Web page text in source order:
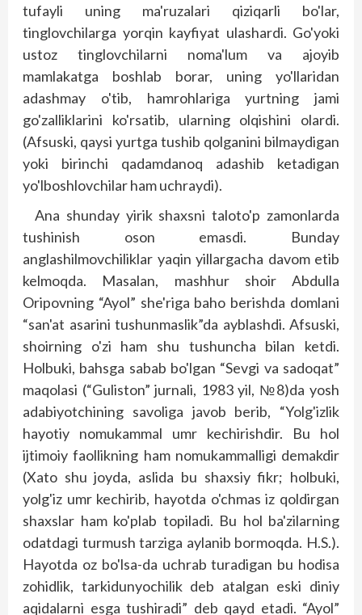
tufayli uning ma'ruzalari qiziqarli bo'lar,
tinglovchilarga yorqin kayfiyat ulashardi. Go'yoki
ustoz tinglovchilarni noma'lum va ajoyib
mamlakatga boshlab borar, uning yo'llaridan
adashmay o'tib, hamrohlariga yurtning jami
go'zalliklarini ko'rsatib, ularning olqishini olardi.
(Afsuski, qaysi yurtga tushib qolganini bilmaydigan
yoki birinchi qadamdanoq adashib ketadigan
yo'lboshlovchilar ham uchraydi).
Ana shunday yirik shaxsni taloto'p zamonlarda
tushinish oson emasdi. Bunday
anglashilmovchiliklar yaqin yillargacha davom etib
kelmoqda. Masalan, mashhur shoir Abdulla
Oripovning “Ayol” she'riga baho berishda domlani
“san'at asarini tushunmaslik”da ayblashdi. Afsuski,
shoirning o'zi ham shu tushuncha bilan ketdi.
Holbuki, bahsga sabab bo'lgan “Sevgi va sadoqat”
maqolasi (“Guliston” jurnali, 1983 yil, №8)da yosh
adabiyotchining savoliga javob berib, “Yolg'izlik
hayotiy nomukammal umr kechirishdir. Bu hol
ijtimoiy faollikning ham nomukammalligi demakdir
(Xato shu joyda, aslida bu shaxsiy fikr; holbuki,
yolg'iz umr kechirib, hayotda o'chmas iz qoldirgan
shaxs­lar ham ko'plab topiladi. Bu hol ba'zilarning
odatdagi turmush tarziga aylanib bormoqda. H.S.).
Hayotda oz bo'lsa-da uchrab turadigan bu hodisa
zohidlik, tarkidunyochilik deb atalgan eski diniy
aqidalarni esga tushiradi” deb qayd etadi. “Ayol”